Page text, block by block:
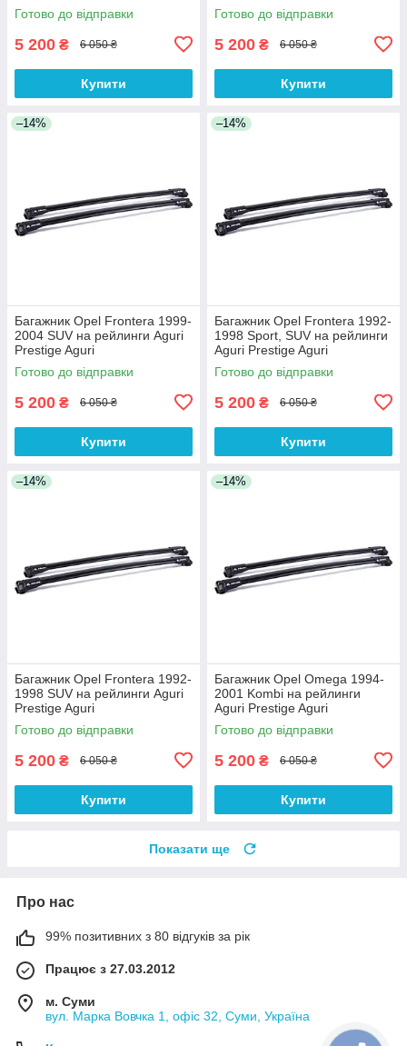
Готово до відправки
5 200 ₴ 6 050 ₴
Купити
Готово до відправки
5 200 ₴ 6 050 ₴
Купити
–14%
Багажник Opel Frontera 1999-
2004 SUV на рейлинги Aguri
Prestige Aguri
Готово до відправки
5 200 ₴ 6 050 ₴
Купити
–14%
Багажник Opel Frontera 1992-
1998 Sport, SUV на рейлинги
Aguri Prestige Aguri
Готово до відправки
5 200 ₴ 6 050 ₴
Купити
–14%
Багажник Opel Frontera 1992-
1998 SUV на рейлинги Aguri
Prestige Aguri
Готово до відправки
5 200 ₴ 6 050 ₴
Купити
–14%
Багажник Opel Omega 1994-
2001 Kombi на рейлинги
Aguri Prestige Aguri
Готово до відправки
5 200 ₴ 6 050 ₴
Купити
Показати ще
Про нас
99% позитивних з 80 відгуків за рік
Працює з 27.03.2012
м. Суми
вул. Марка Вовчка 1, офіс 32, Суми, Україна